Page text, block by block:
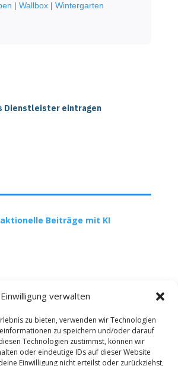
Einwilligung verwalten
zu bieten, verwenden wir Technologien
zu speichern und/oder darauf
Technologien zustimmst, können wir
oder eindeutige IDs auf dieser Website
Einwilligung nicht erteilst oder zurückziehst,
| Wallbox| Wintergarten
Dienstleister eintragen
Beiträge mit KI
Impressum
Datenschutz
buchen
AGB